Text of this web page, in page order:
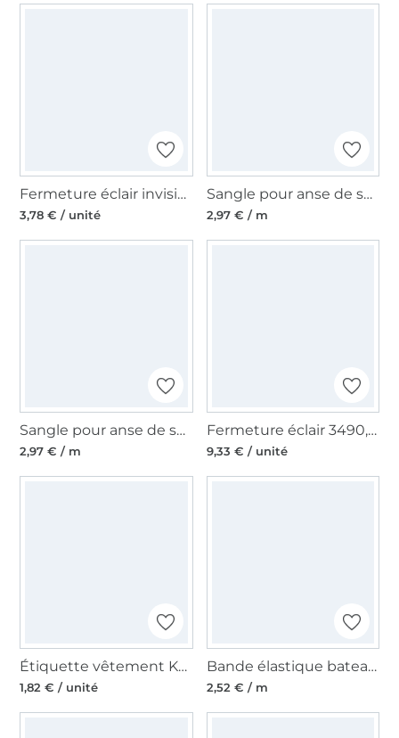
Fermeture éclair invisible 5595, bleu foncé
3,78 € / unité
Sangle pour anse de sac Ancre 37 mm, beige
2,97 € / m
Sangle pour anse de sac Ancre 37 mm, bleu foncé
2,97 € / m
Fermeture éclair 3490, bleu foncé
9,33 € / unité
Étiquette vêtement Küstenkind, rouge
1,82 € / unité
Bande élastique bateaux, marine-blanc
2,52 € / m